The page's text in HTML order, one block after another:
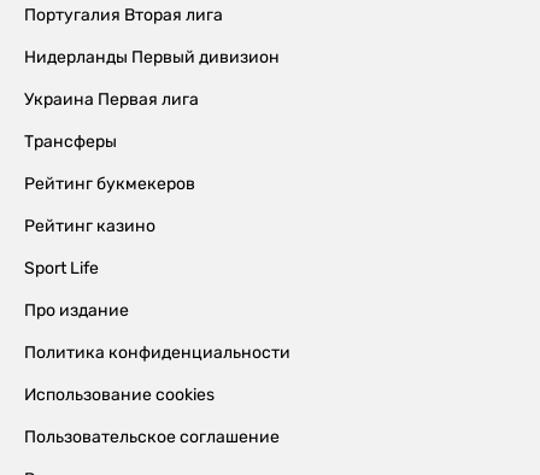
Португалия Вторая лига
Нидерланды Первый дивизион
Украина Первая лига
Трансферы
Рейтинг букмекеров
Рейтинг казино
Sport Life
Про издание
Политика конфиденциальности
Использование cookies
Пользовательское соглашение